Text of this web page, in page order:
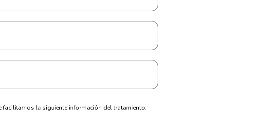
facilitamos la siguiente información del tratamiento: